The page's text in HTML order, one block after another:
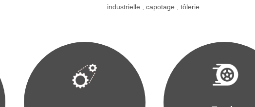
industrielle , capotage , tôlerie ….